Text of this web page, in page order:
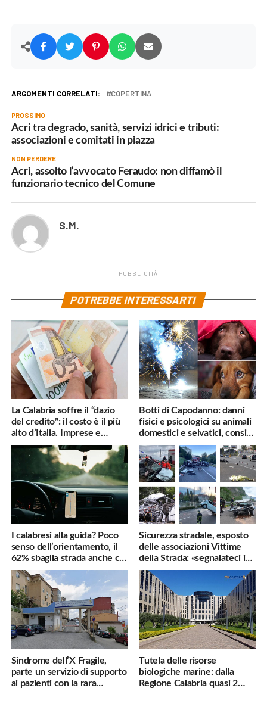
ARGOMENTI CORRELATI: COPERTINA
PROSSIMO
Acri tra degrado, sanità, servizi idrici e tributi:
associazioni e comitati in piazza
NON PERDERE
Acri, assolto l’avvocato Feraudo: non diffamò il
funzionario tecnico del Comune
S.M.
PUBBLICITÀ
POTREBBE INTERESSARTI
La Calabria soffre il “dazio
del credito”: il costo è il più
alto d’Italia. Imprese e
famiglie penalizzate
Botti di Capodanno: danni
fisici e psicologici su animali
domestici e selvatici, consigli
utili
I calabresi alla guida? Poco
senso dell’orientamento, il
62% sbaglia strada anche col
navigatore
Sicurezza stradale, esposto
delle associazioni Vittime
della Strada: «segnalateci i
pericoli, interverremo
subito»
Sindrome dell’X Fragile,
parte un servizio di supporto
ai pazienti con la rara
Tutela delle risorse
biologiche marine: dalla
Regione Calabria quasi 2